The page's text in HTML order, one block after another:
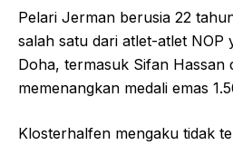
Pelari Jerman berusia 22
salah satu dari atlet-atlet NOP
Doha, termasuk Sifan Hassan
memenangkan medali emas
Klosterhalfen mengaku tidak